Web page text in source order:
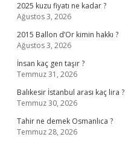
2025 kuzu fiyatı ne kadar ?
Ağustos 3, 2026
2015 Ballon d’Or kimin hakkı ?
Ağustos 3, 2026
İnsan kaç gen taşır ?
Temmuz 31, 2026
Balıkesir İstanbul arası kaç lira ?
Temmuz 30, 2026
Tahir ne demek Osmanlıca ?
Temmuz 28, 2026